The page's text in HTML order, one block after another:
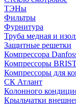
ТЭНы
Фильтры
Фурнитура
Труба медная и
Защитные решетки
Компрессора
Компрессоры
Компрессоры для
СК Атлант
Колонного
Крыльчатки